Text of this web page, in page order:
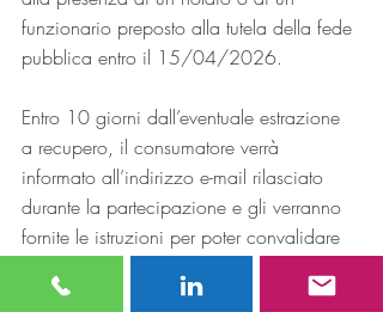
funzionario preposto alla tutela della fede
pubblica entro il 15/04/2026.
Entro 10 giorni dall’eventuale estrazione
a recupero, il consumatore verrà
informato all’indirizzo e-mail rilasciato
durante la partecipazione e gli verranno
fornite le istruzioni per poter convalidare
VINCITA”).